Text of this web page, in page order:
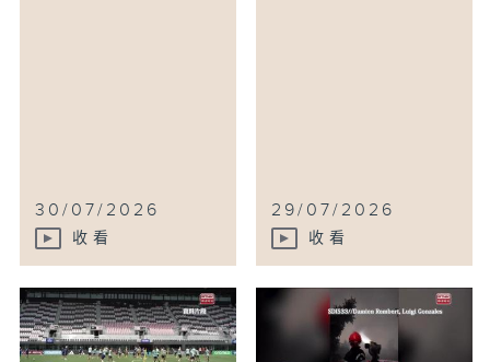
30/07/2026
收看
29/07/2026
收看